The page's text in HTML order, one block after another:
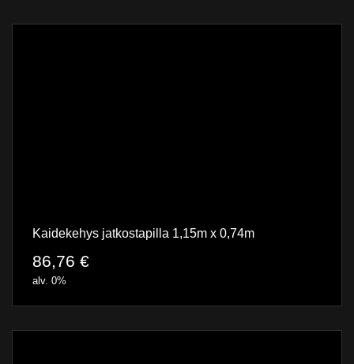
Kaidekehys jatkostapilla 1,15m x 0,74m
86,76 €
alv. 0%